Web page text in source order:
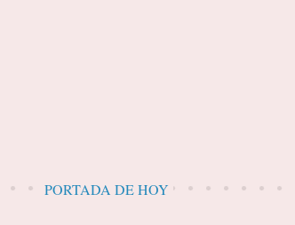
PORTADA DE HOY